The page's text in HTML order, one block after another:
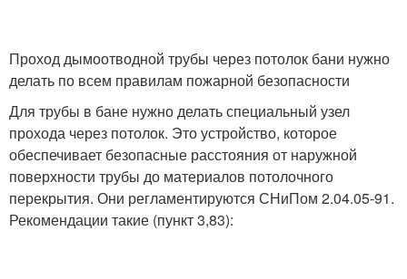
Проход дымоотводной трубы через потолок бани нужно
делать по всем правилам пожарной безопасности
Для трубы в бане нужно делать специальный узел
прохода через потолок. Это устройство, которое
обеспечивает безопасные расстояния от наружной
поверхности трубы до материалов потолочного
перекрытия. Они регламентируются СНиПом 2.04.05-91.
Рекомендации такие (пункт 3,83):